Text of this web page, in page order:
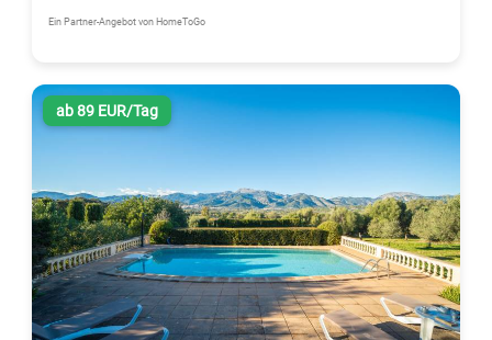
Ein Partner-Angebot von HomeToGo
ab 89 EUR/Tag